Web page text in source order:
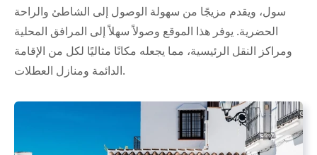
سول، ويقدم مزيجًا من سهولة الوصول إلى الشاطئ والراحة
الحضرية. يوفر هذا الموقع وصولاً سهلاً إلى المرافق المحلية
ومراكز النقل الرئيسية، مما يجعله مكانًا مثاليًا لكل من الإقامة
الدائمة ومنازل العطلات.